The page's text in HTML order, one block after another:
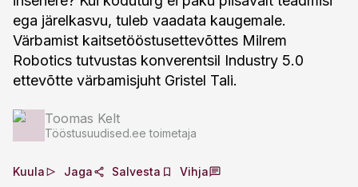
ega järelkasvu, tuleb vaadata kaugemale.
Värbamist kaitsetööstusettevõttes Milrem
Robotics tutvustas konverentsil Industry 5.0
ettevõtte värbamisjuht Gristel Tali.
Toomas Kelt
Tööstusuudised.ee toimetaja
Kuula Jaga Salvesta Vihja